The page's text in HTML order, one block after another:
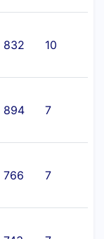
832 10
894 7
766 7